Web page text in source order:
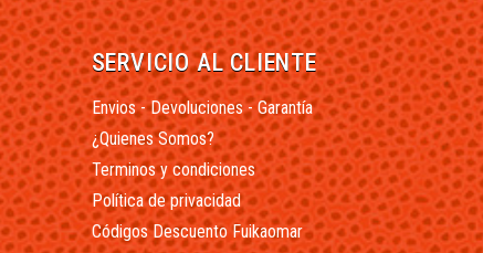
SERVICIO AL CLIENTE
Envios - Devoluciones - Garantía
¿Quienes Somos?
Terminos y condiciones
Política de privacidad
Códigos Descuento Fuikaomar